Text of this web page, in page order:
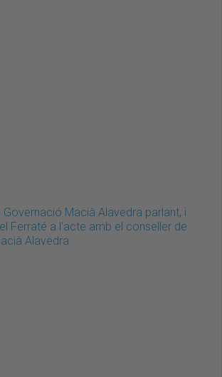
Governació Macià Alavedra parlant, i
Ferraté a l'acte amb el conseller de
Alavedra